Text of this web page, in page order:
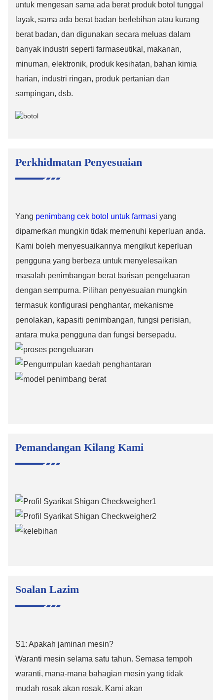
untuk mengesan sama ada berat produk botol tunggal
layak, sama ada berat badan berlebihan atau kurang
berat badan, dan digunakan secara meluas dalam
banyak industri seperti farmaseutikal, makanan,
minuman, elektronik, produk kesihatan, bahan kimia
harian, industri ringan, produk pertanian dan
sampingan, dsb.
Perkhidmatan Penyesuaian
Yang penimbang cek botol untuk farmasi yang
dipamerkan mungkin tidak memenuhi keperluan anda.
Kami boleh menyesuaikannya mengikut keperluan
pengguna yang berbeza untuk menyelesaikan
masalah penimbangan berat barisan pengeluaran
dengan sempurna. Pilihan penyesuaian mungkin
termasuk konfigurasi penghantar, mekanisme
penolakan, kapasiti penimbangan, fungsi perisian,
antara muka pengguna dan fungsi bersepadu.
Pemandangan Kilang Kami
Soalan Lazim
S1: Apakah jaminan mesin?
Waranti mesin selama satu tahun. Semasa tempoh
waranti, mana-mana bahagian mesin yang tidak
mudah rosak akan rosak. Kami akan